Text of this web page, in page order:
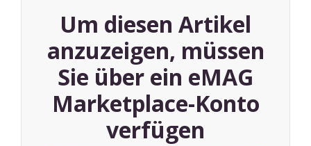
Um diesen Artikel
anzuzeigen, müssen
Sie über ein eMAG
Marketplace-Konto
verfügen